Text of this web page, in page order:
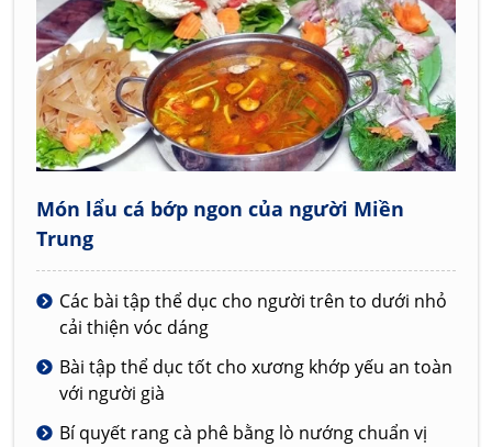
Món lẩu cá bớp ngon của người Miền
Trung
Các bài tập thể dục cho người trên to dưới nhỏ
cải thiện vóc dáng
Bài tập thể dục tốt cho xương khớp yếu an toàn
với người già
Bí quyết rang cà phê bằng lò nướng chuẩn vị